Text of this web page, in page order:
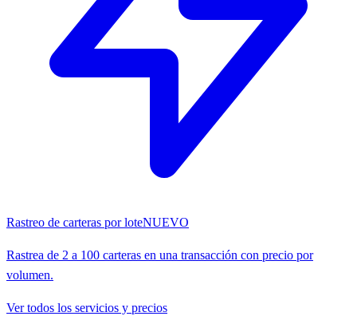
Rastreo de carteras por loteNUEVO
Rastrea de 2 a 100 carteras en una transacción con precio por
volumen.
Ver todos los servicios y precios